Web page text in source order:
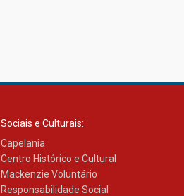
Sociais e Culturais:
Capelania
Centro Histórico e Cultural
Mackenzie Voluntário
Responsabilidade Social